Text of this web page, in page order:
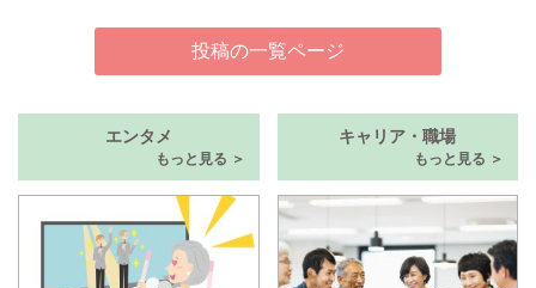
投稿の一覧ページ
エンタメ
もっと見る ＞
キャリア・職場
もっと見る ＞